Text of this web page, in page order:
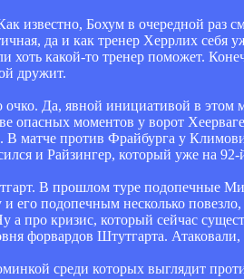
известно, Бохум в очередной раз
да и как тренер Херрлих
ли хоть какой-то тренер поможет.
дружит.
Да, явной инициативой в этом
опасных моментов у ворот
В матче против Фрайбурга у
и Райзингер, который уже на
В прошлом туре подопечные
его подопечным несколько
про кризис, который сейчас
форвардов Штутгарта.
среди которых выглядит